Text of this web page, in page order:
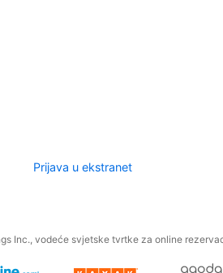
Prijava u ekstranet
Inc., vodeće svjetske tvrtke za online